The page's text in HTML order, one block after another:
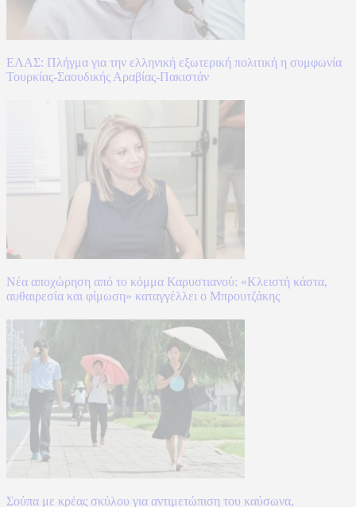
ΕΛΑΣ: Πλήγμα για την ελληνική εξωτερική πολιτική η συμφωνία
Τουρκίας-Σαουδικής Αραβίας-Πακιστάν
Νέα αποχώρηση από το κόμμα Καρυστιανού: «Κλειστή κάστα,
αυθαιρεσία και φίμωση» καταγγέλλει ο Μπρουτζάκης
Σούπα με κρέας σκύλου για αντιμετώπιση του καύσωνα,